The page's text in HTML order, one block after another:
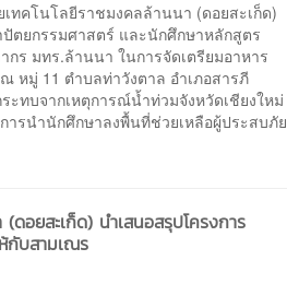
ทคโนโลยีราชมงคลล้านนา (ดอยสะเก็ด)
ตยกรรมศาสตร์ และนักศึกษาหลักสูตร
ร มทร.ล้านนา ในการจัดเตรียมอาหาร
หมู่ 11 ตำบลท่าวังตาล อำเภอสารภี
ะทบจากเหตุการณ์น้ำท่วมจังหวัดเชียงใหม่
รนำนักศึกษาลงพื้นที่ช่วยเหลือผู้ประสบภัย
ดอยสะเก็ด)​ นำเสนอสรุปโครงการ
กับสามเณร